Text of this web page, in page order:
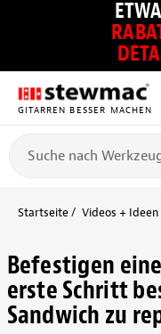
GITARREN BESSER MACHEN
Startseite Videos + Ideen
Befestigen
erste Schritt
Sandwich zu